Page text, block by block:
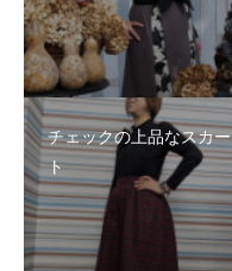
チェックの上品なスカー
ト